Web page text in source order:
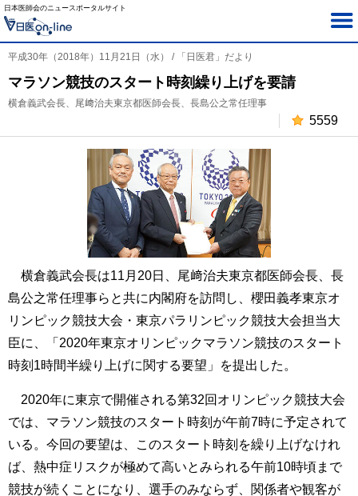
日本医師会のニュースポータルサイト
平成30年（2018年）11月21日（水） / 「日医君」だより
マラソン競技のスタート時刻繰り上げを要請
横倉義武会長、尾﨑治夫東京都医師会長、長島公之常任理事
5559
横倉義武会長は11月20日、尾﨑治夫東京都医師会長、長
島公之常任理事らと共に内閣府を訪問し、櫻田義孝東京オ
リンピック競技大会・東京パラリンピック競技大会担当大
臣に、「2020年東京オリンピックマラソン競技のスタート
時刻1時間半繰り上げに関する要望」を提出した。
2020年に東京で開催される第32回オリンピック競技大会
では、マラソン競技のスタート時刻が午前7時に予定されて
いる。今回の要望は、このスタート時刻を繰り上げなけれ
ば、熱中症リスクが極めて高いとみられる午前10時頃まで
競技が続くことになり、選手のみならず、関係者や観客が